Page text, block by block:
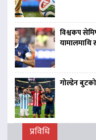
विश्वकप
गोल्डेन
प्रविधि